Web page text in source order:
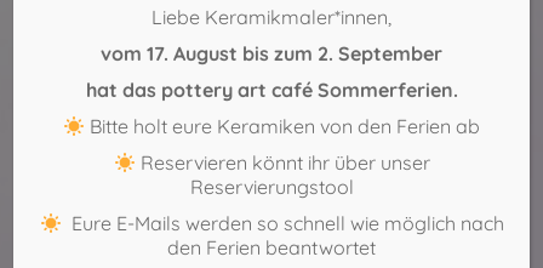
Porzellan selbst bemalenmacht immer
entspannt, glücklich und nachher auch sehr stolz!
Probiere es selbst!
Jetzt freie Zeiten anfragen
0221 – 29 888 554
Liebe Keramikmaler*innen,
vom 17. August bis zum 2. September
hat das pottery art café Sommerferien.
Bitte holt eure Keramiken von den Ferien ab
Reservieren könnt ihr über unser
Reservierungstool
Eure E-Mails werden so schnell wie möglich nach
den Ferien beantwortet